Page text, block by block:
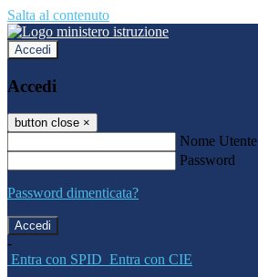
Salta al contenuto
Accedi
Accedi
button close ×
Nome Utente
Password
Password dimenticata?
-
Entra con SPID Entra con CIE